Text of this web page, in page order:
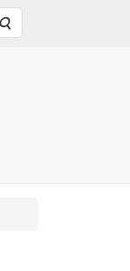
Rechercher